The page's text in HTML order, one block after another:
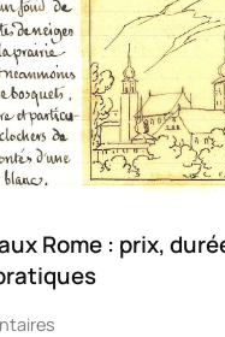
Rome : prix,